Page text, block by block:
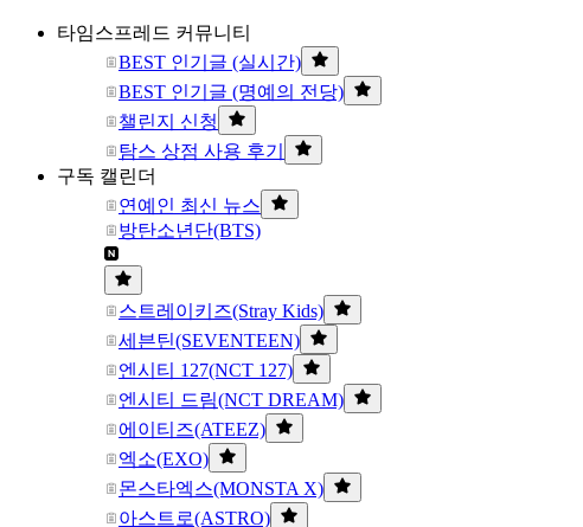
타임스프레드 커뮤니티
BEST 인기글 (실시간)
BEST 인기글 (명예의 전당)
챌린지 신청
탐스 상점 사용 후기
구독 캘린더
연예인 최신 뉴스
방탄소년단(BTS)
스트레이키즈(Stray Kids)
세븐틴(SEVENTEEN)
엔시티 127(NCT 127)
엔시티 드림(NCT DREAM)
에이티즈(ATEEZ)
엑소(EXO)
몬스타엑스(MONSTA X)
아스트로(ASTRO)